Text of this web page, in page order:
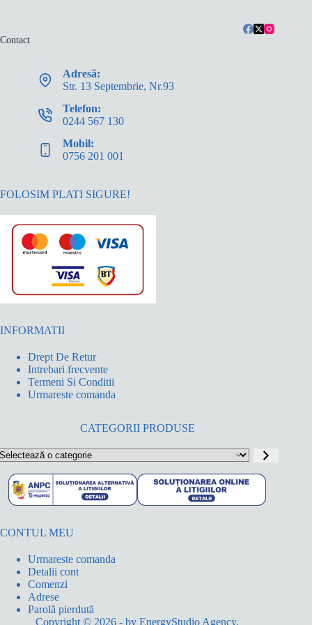
Contact
Adresă:
Str. 13 Septembrie, Nr.93
Telefon:
0244 567 130
Mobil:
0756 201 001
FOLOSIM PLATI SIGURE!
INFORMATII
Drept De Retur
Intrebari frecvente
Termeni Si Conditii
Urmareste comanda
CATEGORII PRODUSE
CONTUL MEU
Urmareste comanda
Detalii cont
Comenzi
Adrese
Parolă pierdută
Copyright © 2026 - byEnergyStudio Agency.